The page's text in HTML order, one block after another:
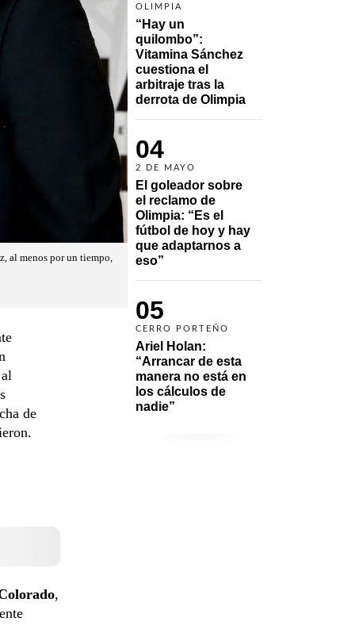
OLIMPIA
“Hay un
quilombo”:
Vitamina Sánchez
cuestiona el
arbitraje tras la
derrota de Olimpia
04
2 DE MAYO
El goleador sobre
el reclamo de
Olimpia: “Es el
fútbol de hoy y hay
que adaptarnos a
eso”
05
CERRO PORTEÑO
Ariel Holan:
“Arrancar de esta
manera no está en
los cálculos de
nadie”
al menos por un tiempo,
de
,